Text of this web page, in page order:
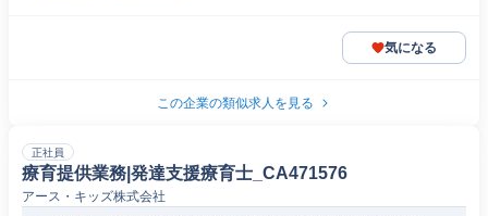
気になる
この企業の類似求人を見る
正社員
療育提供業務|発達支援療育士_CA471576
アース・キッズ株式会社